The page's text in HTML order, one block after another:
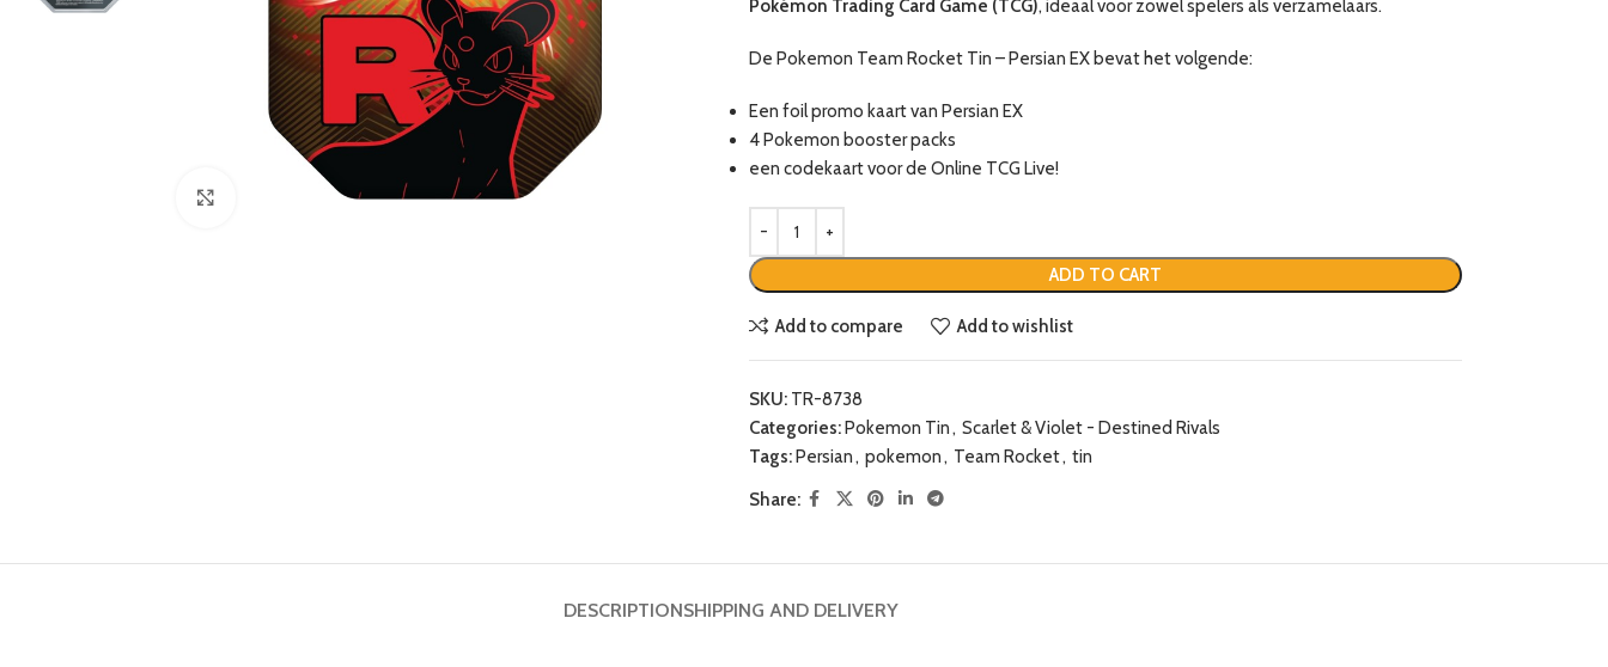
Click to enlarge
Pokémon Trading Card Game (TCG), ideaal voor zowel spelers als verzamelaars.
De Pokemon Team Rocket Tin – Persian EX bevat het volgende:
Een foil promo kaart van Persian EX
4 Pokemon booster packs
een codekaart voor de Online TCG Live!
ADD TO CART
Add to compare Add to wishlist
SKU: TR-8738
Categories:Pokemon Tin, Scarlet & Violet - Destined Rivals
Tags:Persian, pokemon, Team Rocket, tin
Share:
DESCRIPTIONSHIPPING AND DELIVERY